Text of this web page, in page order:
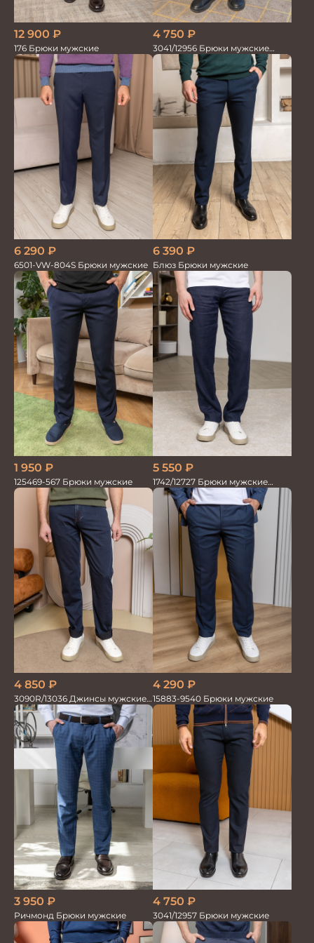
12 900 ₽
176 Брюки мужские
4 750 ₽
3041/12956 Брюки мужские
океан
6 290 ₽
6501-VW-804S Брюки мужские
6 390 ₽
Блюз Брюки мужские
1 950 ₽
125469-567 Брюки мужские
5 550 ₽
1742/12727 Брюки мужские
100%лён т.син
4 850 ₽
3090R/13036 Джинсы мужские
т.синий
4 290 ₽
15883-9540 Брюки мужские
3 950 ₽
Ричмонд Брюки мужские
4 750 ₽
3041/12957 Брюки мужские